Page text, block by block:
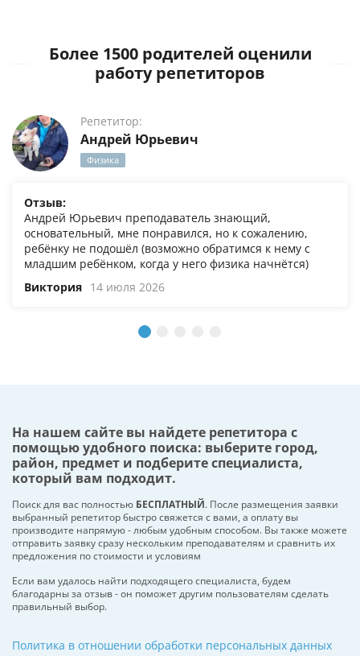
Более 1500 родителей оценили
работу репетиторов
Репетитор:
Андрей Юрьевич
Физика
Отзыв:
Андрей Юрьевич преподаватель знающий,
основательный, мне понравился, но к сожалению,
ребёнку не подошёл (возможно обратимся к нему с
младшим ребёнком, когда у него физика начнётся)
Виктория 14 июля 2026
На нашем сайте вы найдете репетитора с
помощью удобного поиска: выберите город,
район, предмет и подберите специалиста,
который вам подходит.
Поиск для вас полностью БЕСПЛАТНЫЙ. После размещения заявки
выбранный репетитор быстро свяжется с вами, а оплату вы
производите напрямую - любым удобным способом. Вы также можете
отправить заявку сразу нескольким преподавателям и сравнить их
предложения по стоимости и условиям
Если вам удалось найти подходящего специалиста, будем
благодарны за отзыв - он поможет другим пользователям сделать
правильный выбор.
Политика в отношении обработки персональных данных